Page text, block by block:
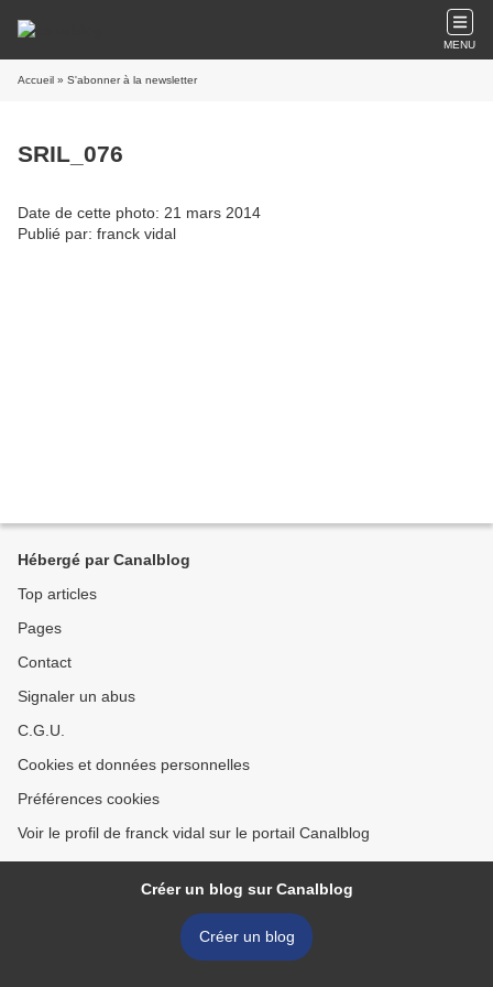
MENU
Accueil » S'abonner à la newsletter
SRIL_076
Date de cette photo: 21 mars 2014
Publié par: franck vidal
Hébergé par Canalblog
Top articles
Pages
Contact
Signaler un abus
C.G.U.
Cookies et données personnelles
Préférences cookies
Voir le profil de franck vidal sur le portail Canalblog
Créer un blog sur Canalblog
Créer un blog